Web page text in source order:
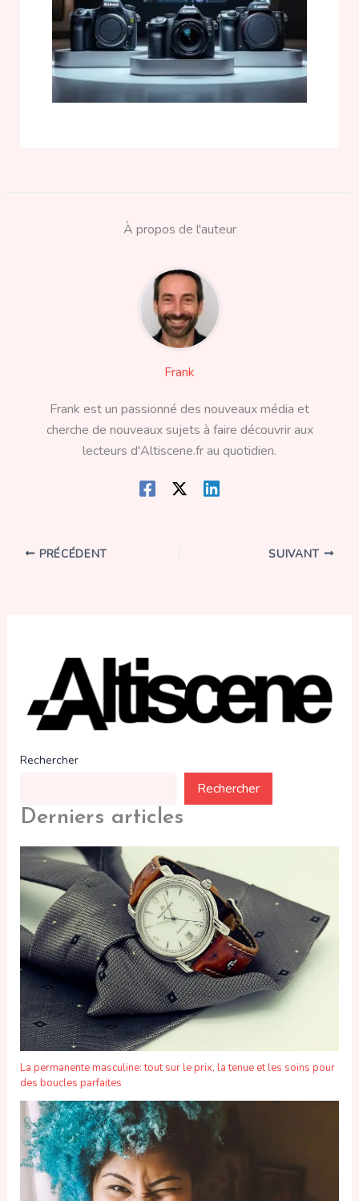
À propos de l'auteur
Frank
Frank est un passionné des nouveaux média et
cherche de nouveaux sujets à faire découvrir aux
lecteurs d'Altiscene.fr au quotidien.
PRÉCÉDENT SUIVANT
Rechercher
Rechercher
Derniers articles
La permanente masculine: tout sur le prix, la tenue et les soins pour
des boucles parfaites